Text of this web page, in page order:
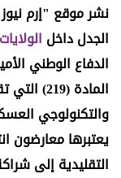
نشر موقع "إرم
الجدل داخل
المادة
والتكنولوجي
يعتبرها معارضون
التقليدية إلى